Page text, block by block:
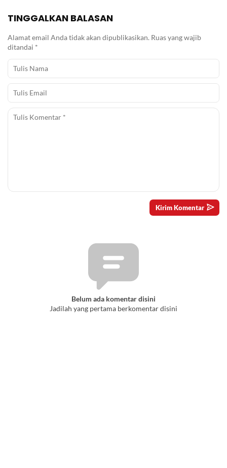
TINGGALKAN BALASAN
Alamat email Anda tidak akan dipublikasikan. Ruas yang wajib
ditandai *
Belum ada komentar disini
Jadilah yang pertama berkomentar disini